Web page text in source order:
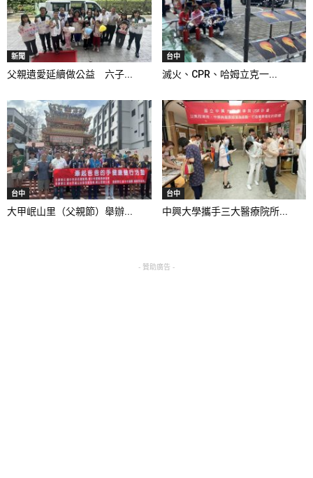
新聞
父親遺愛延續做公益 六子...
台中
滅火、CPR、哈姆立克一...
台中
大甲岷山里（父親節）舉辦...
台中
中興大學攜手三大醫療院所...
- 贊助廣告 -